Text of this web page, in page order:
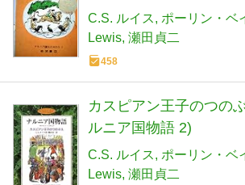
C.S. ルイス ポーリン・ベ
Lewis 瀬田貞二
458
カスピアン王子のつの
ルニア国物語 2)
C.S. ルイス ポーリン・ベ
Lewis 瀬田貞二